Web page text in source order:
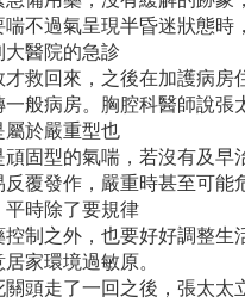
喘不過氣呈現半昏迷狀態時
大醫院的急診
才救回來，之後在加護病房
一般病房。胸腔科醫師說張
屬於嚴重型也
頑固型的氣喘，若沒有及早
反覆發作，嚴重時甚至可能
平時除了要規律
控制之外，也要好好調整生
居家環境過敏原。
關頭走了一回之後，張太太